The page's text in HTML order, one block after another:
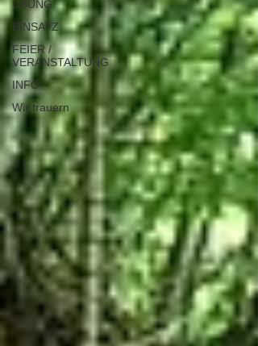
ÜBUNG
EINSATZ
FEIER /
VERANSTALTUNG
INFO
Wir trauern